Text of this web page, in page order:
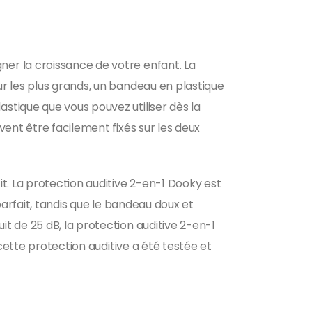
la croissance de votre enfant. La
plus grands, un bandeau en plastique
que vous pouvez utiliser dès la
être facilement fixés sur les deux
protection auditive 2-en-1 Dooky est
tandis que le bandeau doux et
de 25 dB, la protection auditive 2-en-1
protection auditive a été testée et